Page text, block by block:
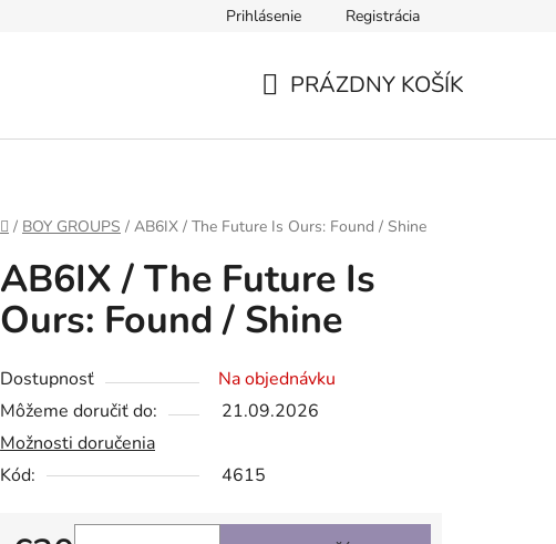
Prihlásenie Registrácia
PRÁZDNY KOŠÍK
Domov
/ BOY GROUPS / AB6IX / The Future Is Ours: Found / Shine
AB6IX / The Future Is
Ours: Found / Shine
Dostupnosť
Na objednávku
Môžeme doručiť do:
21.09.2026
Možnosti doručenia
Kód:
4615